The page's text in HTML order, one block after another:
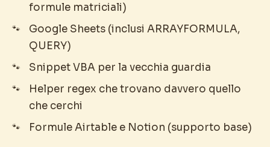
formule matriciali)
Google Sheets (inclusi ARRAYFORMULA,
QUERY)
Snippet VBA per la vecchia guardia
Helper regex che trovano davvero quello
che cerchi
Formule Airtable e Notion (supporto base)